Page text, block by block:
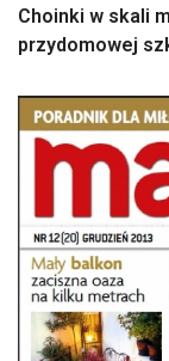
Choinki w skali
przydomowej